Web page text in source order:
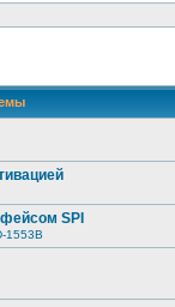
SPI
1553B